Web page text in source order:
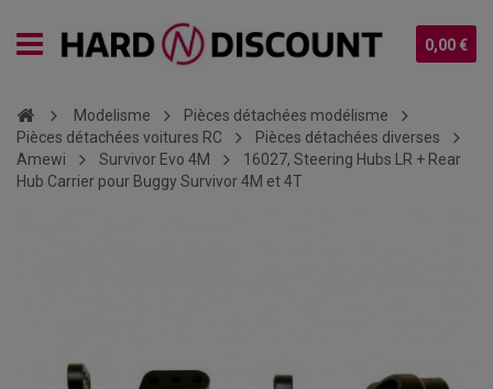
0,00 €
Modelisme
Pièces détachées modélisme
Pièces détachées voitures RC
Pièces détachées diverses
Amewi
Survivor Evo 4M
16027, Steering Hubs LR + Rear
Hub Carrier pour Buggy Survivor 4M et 4T